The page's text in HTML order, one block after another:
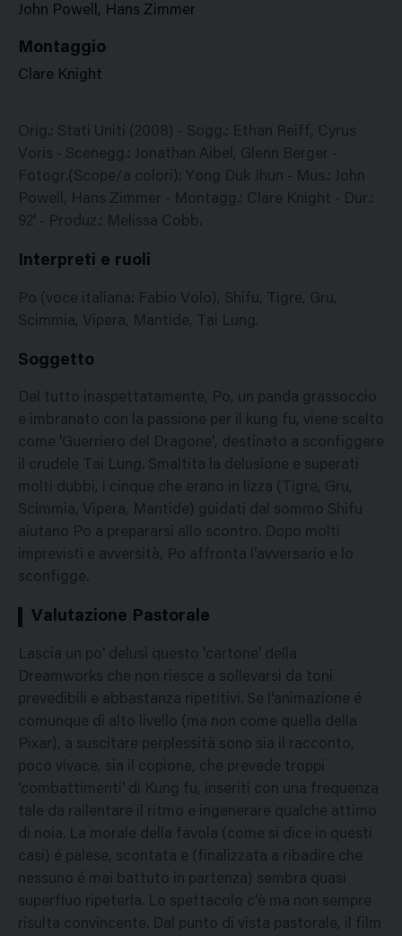
John Powell, Hans Zimmer
Montaggio
Clare Knight
Orig.: Stati Uniti (2008) - Sogg.: Ethan Reiff, Cyrus
Voris - Scenegg.: Jonathan Aibel, Glenn Berger -
Fotogr.(Scope/a colori): Yong Duk Jhun - Mus.: John
Powell, Hans Zimmer - Montagg.: Clare Knight - Dur.:
92' - Produz.: Melissa Cobb.
Interpreti e ruoli
Po (voce italiana: Fabio Volo), Shifu, Tigre, Gru,
Scimmia, Vipera, Mantide, Tai Lung.
Soggetto
Del tutto inaspettatamente, Po, un panda grassoccio
e imbranato con la passione per il kung fu, viene scelto
come 'Guerriero del Dragone', destinato a sconfiggere
il crudele Tai Lung. Smaltita la delusione e superati
molti dubbi, i cinque che erano in lizza (Tigre, Gru,
Scimmia, Vipera, Mantide) guidati dal sommo Shifu
aiutano Po a prepararsi allo scontro. Dopo molti
imprevisti e avversità, Po affronta l'avversario e lo
sconfigge.
Valutazione Pastorale
Lascia un po' delusi questo 'cartone' della
Dreamworks che non riesce a sollevarsi da toni
prevedibili e abbastanza ripetitivi. Se l'animazione é
comunque di alto livello (ma non come quella della
Pixar), a suscitare perplessità sono sia il racconto,
poco vivace, sia il copione, che prevede troppi
'combattimenti' di Kung fu, inseriti con una frequenza
tale da rallentare il ritmo e ingenerare qualche attimo
di noia. La morale della favola (come si dice in questi
casi) é palese, scontata e (finalizzata a ribadire che
nessuno é mai battuto in partenza) sembra quasi
superfluo ripeterla. Lo spettacolo c'è ma non sempre
risulta convincente. Dal punto di vista pastorale, il film